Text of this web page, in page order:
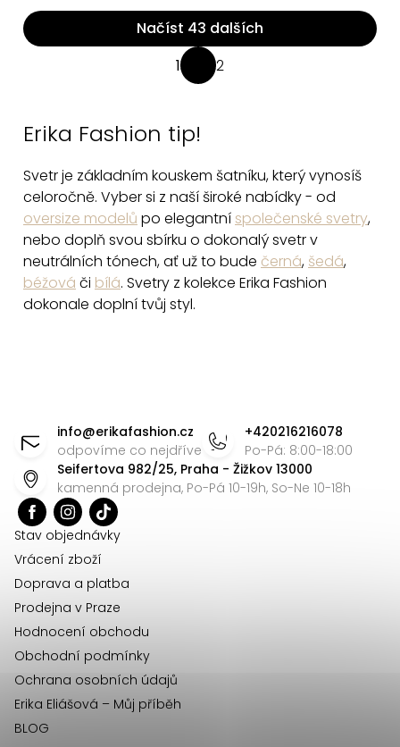
O
v
á
a
c
í
p
r
v
s
u
Načíst 43 dalších
á
k
o
v
á
n
í
1 2
Erika Fashion tip!
Svetr je základním kouskem šatníku, který vynosíš
celoročně. Vyber si z naší široké nabídky - od
oversize modelů po elegantní společenské svetry,
nebo doplň svou sbírku o dokonalý svetr v
neutrálních tónech, ať už to bude černá, šedá,
béžová či bílá. Svetry z kolekce Erika Fashion
dokonale doplní tvůj styl.
info@erikafashion.cz
odpovíme co nejdříve
+420216216078
Po-Pá: 8:00-18:00
Seifertova 982/25, Praha - Žižkov 13000
kamenná prodejna, Po-Pá 10-19h, So-Ne 10-18h
Stav objednávky
Vrácení zboží
Doprava a platba
Prodejna v Praze
Hodnocení obchodu
Obchodní podmínky
Ochrana osobních údajů
Erika Eliášová – Můj příběh
BLOG